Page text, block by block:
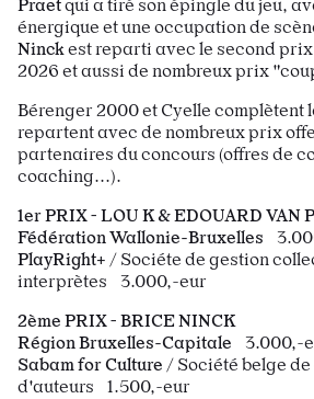
Praetqui a tiré son épingle du jeu,
énergique et une occupation de
Ninckest reparti avec le second
2026 et aussi de nombreux prix
Bérenger 2000 et Cyelle complètent
repartent avec de nombreux prix
partenaires du concours (offres de
coaching...).
1er PRIX - LOU K & EDOUARD VAN
Fédération Wallonie-Bruxelles
PlayRight+ / Sociéte de gestion
interprètes 3.000,-eur
2ème PRIX - BRICE NINCK
Région Bruxelles-Capitale 3.000,-
Sabam for Culture / Société belge
d'auteurs 1.500,-eur